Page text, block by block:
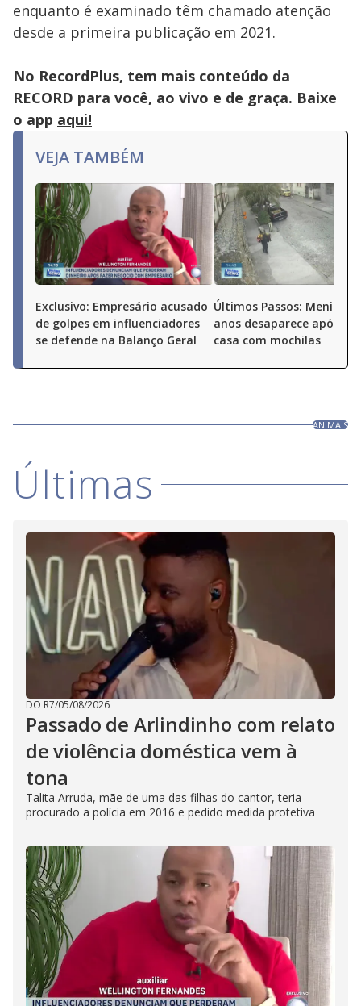
enquanto é examinado têm chamado atenção
desde a primeira publicação em 2021.
No RecordPlus, tem mais conteúdo da
RECORD para você, ao vivo e de graça. Baixe
o app aqui!
VEJA TAMBÉM
Exclusivo: Empresário acusado
de golpes em influenciadores
se defende na Balanço Geral
Últimos Passos: Menina
anos desaparece após
casa com mochilas
ANIMAIS
Últimas
DO R7/05/08/2026
Passado de Arlindinho com relato
de violência doméstica vem à
tona
Talita Arruda, mãe de uma das filhas do cantor, teria
procurado a polícia em 2016 e pedido medida protetiva